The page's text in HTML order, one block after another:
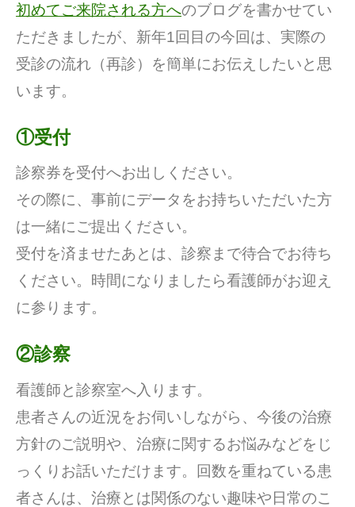
初めてご来院される方へのブログを書かせてい
ただきましたが、新年1回目の今回は、実際の
受診の流れ（再診）を簡単にお伝えしたいと思
います。
①受付
診察券を受付へお出しください。
その際に、事前にデータをお持ちいただいた方
は一緒にご提出ください。
受付を済ませたあとは、診察まで待合でお待ち
ください。時間になりましたら看護師がお迎え
に参ります。
②診察
看護師と診察室へ入ります。
患者さんの近況をお伺いしながら、今後の治療
方針のご説明や、治療に関するお悩みなどをじ
っくりお話いただけます。回数を重ねている患
者さんは、治療とは関係のない趣味や日常のこ